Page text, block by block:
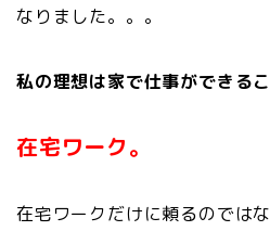
なりました。。。
私の理想は家で仕事ができるこ
在宅ワーク。
在宅ワークだけに頼るのでは